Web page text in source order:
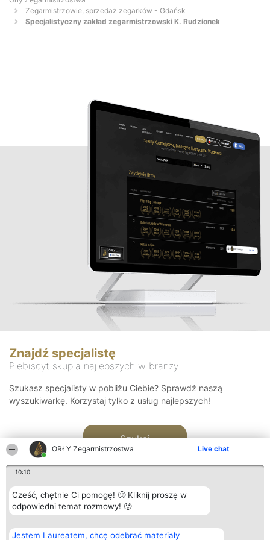
ORŁY Zegarmistrzostwa Live chat
10:10
Cześć, chętnie Ci pomogę! 🙂 Kliknij proszę w
odpowiedni temat rozmowy! 🙂
Jestem Laureatem, chcę odebrać materiały
Zegarmistrzowie, sprzedaż zegarków - Gdańsk
Specjalistyczny zakład zegarmistrzowski K. Rudzionek
Znajdź specjalistę
Plebiscyt skupia najlepszych w branży
Szukasz specjalisty w pobliżu Ciebie? Sprawdź naszą
wyszukiwarkę. Korzystaj tylko z usług najlepszych!
Szukaj
Organizator plebiscytu
Bright Side Solutions sp. z o.
Plebiscyt
Laureaci
Kontakt
Kontakt